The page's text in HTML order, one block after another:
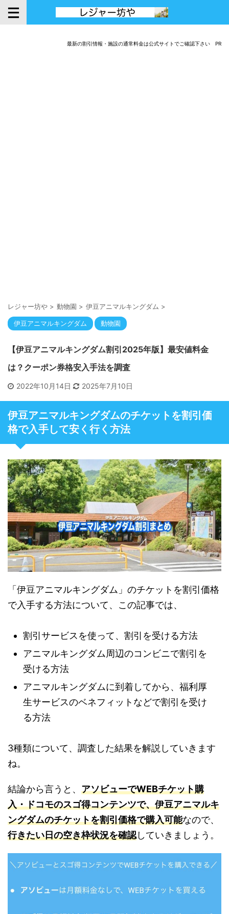
最新の割引情報・施設の通常料金は公式サイトでご確認下さい PR
レジャー坊や > 動物園 > 伊豆アニマルキングダム >
伊豆アニマルキングダム 動物園
【伊豆アニマルキングダム割引2025年版】最安値料金
は？クーポン券格安入手法を調査
2022年10月14日 2025年7月10日
伊豆アニマルキングダムのチケットを割引価
格で入手して安く行く方法
「伊豆アニマルキングダム」のチケットを割引価格
で入手する方法について、この記事では、
割引サービスを使って、割引を受ける方法
アニマルキングダム周辺のコンビニで割引を
受ける方法
アニマルキングダムに到着してから、福利厚
生サービスのベネフィットなどで割引を受け
る方法
3種類について、調査した結果を解説していきます
ね。
結論から言うと、 アソビューでWEBチケット購
入・ドコモのスゴ得コンテンツで、伊豆アニマルキ
ングダムのチケットを割引価格で購入可能なので、
行きたい日の空き枠状況を確認していきましょう。